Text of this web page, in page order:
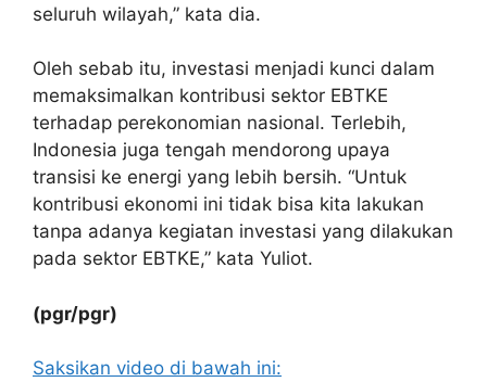
seluruh wilayah,” kata dia.
Oleh sebab itu, investasi menjadi kunci dalam
memaksimalkan kontribusi sektor EBTKE
terhadap perekonomian nasional. Terlebih,
Indonesia juga tengah mendorong upaya
transisi ke energi yang lebih bersih. “Untuk
kontribusi ekonomi ini tidak bisa kita lakukan
tanpa adanya kegiatan investasi yang dilakukan
pada sektor EBTKE,” kata Yuliot.
(pgr/pgr)
Saksikan video di bawah ini: